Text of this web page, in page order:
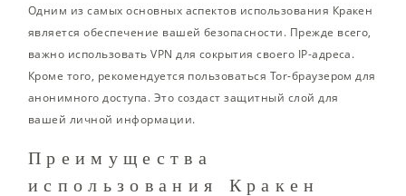
Одним из самых основных аспектов использования Кракен
является обеспечение вашей безопасности. Прежде всего,
важно использовать VPN для сокрытия своего IP-адреса.
Кроме того, рекомендуется пользоваться Tor-браузером для
анонимного доступа. Это создаст защитный слой для
вашей личной информации.
Преимущества
использования Кракен